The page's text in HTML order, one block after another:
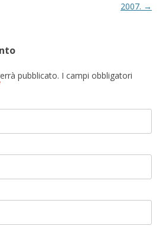
2007. →
pubblicato. I campi obbligatori